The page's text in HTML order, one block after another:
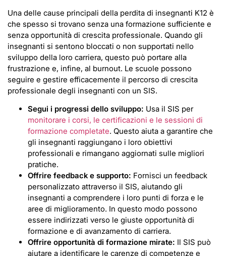
Una delle cause principali della perdita di insegnanti K12 è
che spesso si trovano senza una formazione sufficiente e
senza opportunità di crescita professionale. Quando gli
insegnanti si sentono bloccati o non supportati nello
sviluppo della loro carriera, questo può portare alla
frustrazione e, infine, al burnout. Le scuole possono
seguire e gestire efficacemente il percorso di crescita
professionale degli insegnanti con un SIS.
Segui i progressi dello sviluppo: Usa il SIS per
monitorare i corsi, le certificazioni e le sessioni di
formazione completate. Questo aiuta a garantire che
gli insegnanti raggiungano i loro obiettivi
professionali e rimangano aggiornati sulle migliori
pratiche.
Offrire feedback e supporto: Fornisci un feedback
personalizzato attraverso il SIS, aiutando gli
insegnanti a comprendere i loro punti di forza e le
aree di miglioramento. In questo modo possono
essere indirizzati verso le giuste opportunità di
formazione e di avanzamento di carriera.
Offrire opportunità di formazione mirate: Il SIS può
aiutare a identificare le carenze di competenze e